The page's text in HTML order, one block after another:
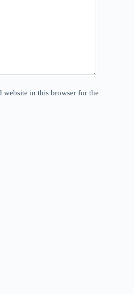
website in this browser for the